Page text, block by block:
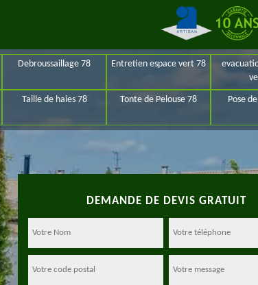
Debroussaillage 78 Entretien espace vert 78
Taille de haies 78 Tonte de Pelouse 78 Pose
DEMANDE DE DEVIS GRATUIT